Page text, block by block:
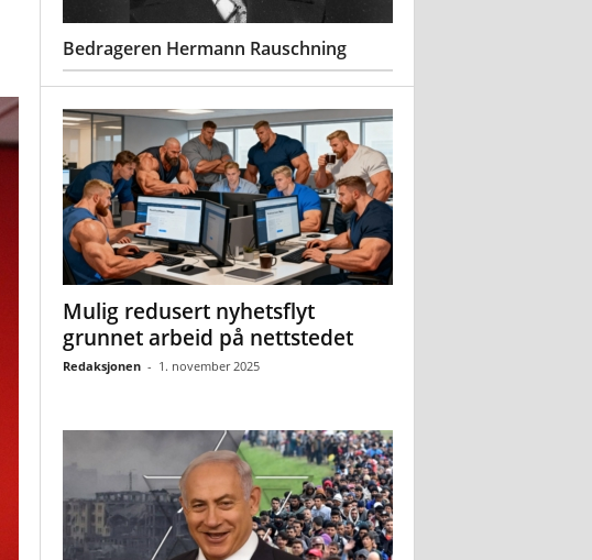
Bedrageren Hermann Rauschning
Mulig redusert nyhetsflyt
grunnet arbeid på nettstedet
Redaksjonen - 1. november 2025